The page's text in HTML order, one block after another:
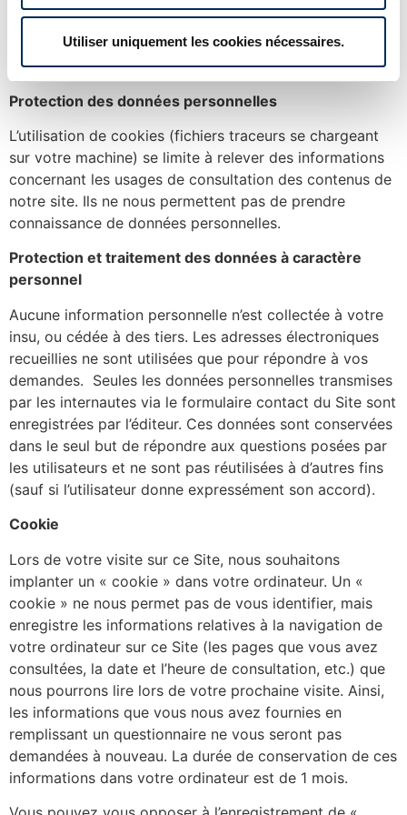
Utiliser uniquement les cookies nécessaires.
réservés, y compris pour les documents
téléchargeables, les représentations iconographiques et
photographiques.
Protection des données personnelles
L’utilisation de cookies (fichiers traceurs se chargeant
sur votre machine) se limite à relever des informations
concernant les usages de consultation des contenus de
notre site. Ils ne nous permettent pas de prendre
connaissance de données personnelles.
Protection et traitement des données à caractère
personnel
Aucune information personnelle n’est collectée à votre
insu, ou cédée à des tiers. Les adresses électroniques
recueillies ne sont utilisées que pour répondre à vos
demandes. Seules les données personnelles transmises
par les internautes via le formulaire contact du Site sont
enregistrées par l’éditeur. Ces données sont conservées
dans le seul but de répondre aux questions posées par
les utilisateurs et ne sont pas réutilisées à d’autres fins
(sauf si l’utilisateur donne expressément son accord).
Cookie
Lors de votre visite sur ce Site, nous souhaitons
implanter un « cookie » dans votre ordinateur. Un «
cookie » ne nous permet pas de vous identifier, mais
enregistre les informations relatives à la navigation de
votre ordinateur sur ce Site (les pages que vous avez
consultées, la date et l’heure de consultation, etc.) que
nous pourrons lire lors de votre prochaine visite. Ainsi,
les informations que vous nous avez fournies en
remplissant un questionnaire ne vous seront pas
demandées à nouveau. La durée de conservation de ces
informations dans votre ordinateur est de 1 mois.